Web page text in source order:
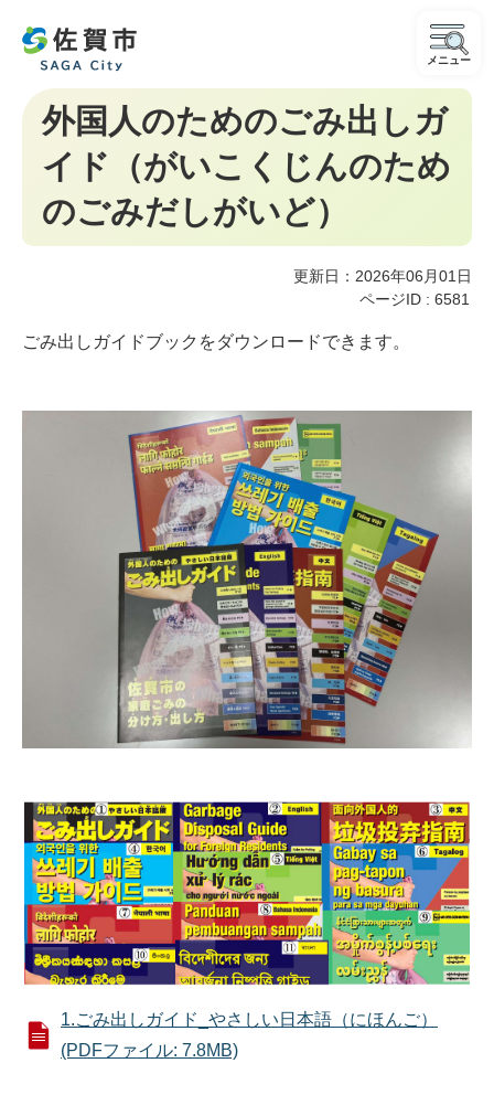
メニュー
外国人のためのごみ出しガ
イド（がいこくじんのため
のごみだしがいど）
更新日：2026年06月01日
ページID : 6581
ごみ出しガイドブックをダウンロードできます。
1.ごみ出しガイド_やさしい日本語（にほんご）
(PDFファイル: 7.8MB)